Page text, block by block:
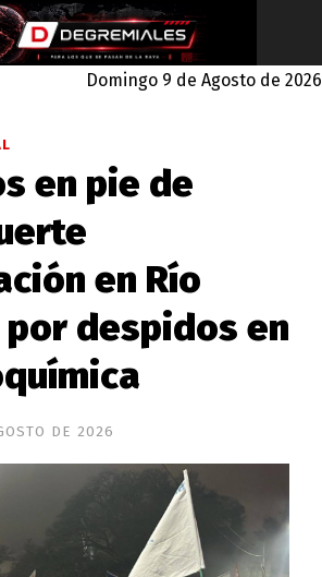
Domingo 9 de Agosto de 2026
en pie de
en Río
por despidos en
DE 2026